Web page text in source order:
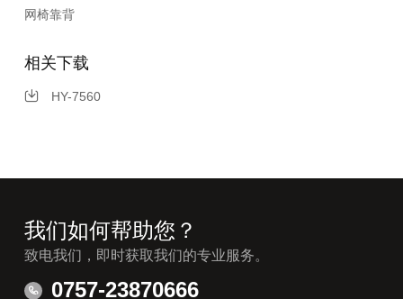
网椅靠背
相关下载
HY-7560
我们如何帮助您？
致电我们，即时获取我们的专业服务。
0757-23870666